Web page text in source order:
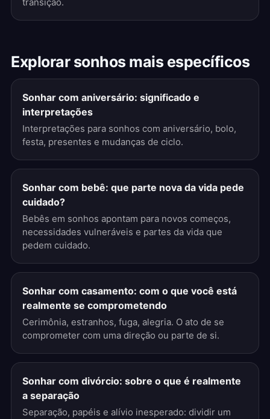
Explorar sonhos mais específicos
Sonhar com aniversário: significado e
interpretações
Interpretações para sonhos com aniversário, bolo,
festa, presentes e mudanças de ciclo.
Sonhar com bebê: que parte nova da vida pede
cuidado?
Bebês em sonhos apontam para novos começos,
necessidades vulneráveis e partes da vida que
pedem cuidado.
Sonhar com casamento: com o que você está
realmente se comprometendo
Cerimônia, estranhos, fuga, alegria. O ato de se
comprometer com uma direção ou parte de si.
Sonhar com divórcio: sobre o que é realmente
a separação
Separação, papéis e alívio inesperado: dividir um